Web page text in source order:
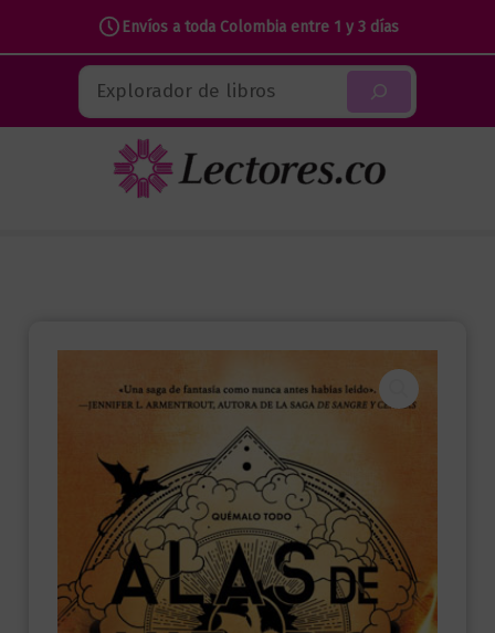
Envíos a toda Colombia entre 1 y 3 días
contenido
Buscar
(empíreo